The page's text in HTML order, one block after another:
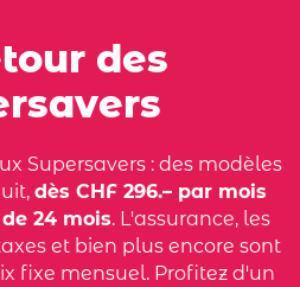
des
Supersavers : des modèles
dès CHF 296.– par mois
24 mois. L'assurance, les
et bien plus encore sont
fixe mensuel. Profitez d'un